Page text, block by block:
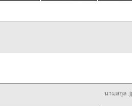
นามสกุล